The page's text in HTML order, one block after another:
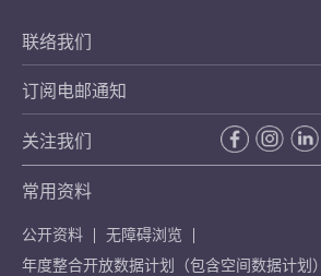
联络我们
订阅电邮通知
关注我们
常用资料
公开资料
无障碍浏览
年度整合开放数据计划（包含空间数据计划）